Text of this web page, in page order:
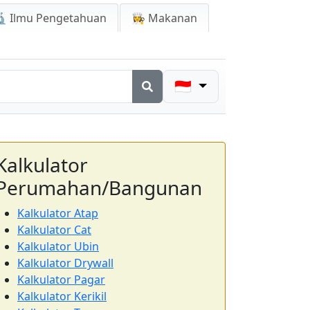
Ilmu Pengetahuan 👩‍🍳 Makanan
🇮🇩
Bangunan
Kalkulator Atap
Kalkulator Cat
Kalkulator Ubin
Kalkulator Drywall
Kalkulator Pagar
Kalkulator Kerikil